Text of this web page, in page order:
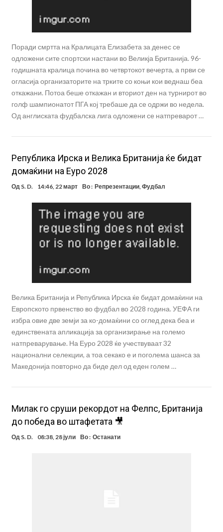
Поради смртта на Кралицата Елизабета за денес се
одложени сите спортски настани во Великја Британија. 96-
годишната кралица почина во четвртокот вечерта, а први се
огласија организаторите на трките со коњи кои веднаш беа
откажани. Потоа беше откажан и вториот ден на турнирот во
голф шампионатот ПГА кој требаше да се одржи во недела.
Од англиската фудбалска лига одложени се натпреварот …
Република Ирска и Велика Британија ќе бидат
домаќини на Еуро 2028
Од S. D. 14:46, 22 март Во : Репрезентации,Фудбал
Велика Британија и Република Ирска ќе бидат домаќини на
Европското првенство во фудбал во 2028 година. УЕФА ги
избра овие две земји за ко-домаќини со оглед дека беа и
единствената апликација за организирање на големо
натпреварување. На Еуро 2028 ќе учествуваат 32
национални селекции, а тоа секако е и поголема шанса за
Македонија повторно да биде дел од еден голем …
Mилак го сруши рекордот на Фелпс, Британија
до победа во штафетата 🎥
Од S. D. 08:38, 28 јули Во : Останати